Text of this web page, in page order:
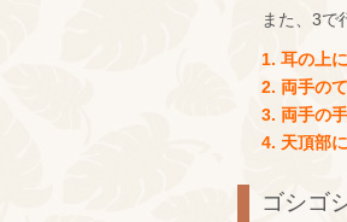
また、3で
1. 耳の上
2. 両手の
3. 両手の
4. 天頂部
ゴシゴ